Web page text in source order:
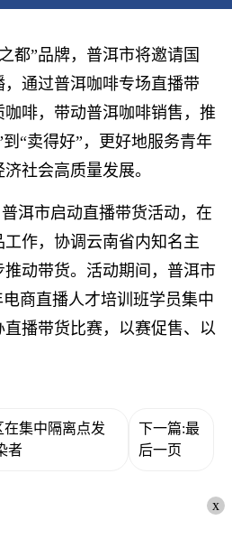
都”品牌，普洱市将邀请国
通过普洱咖啡专场直播带
啡，带动普洱咖啡销售，推
“卖得好”，更好地服务青年
社会高质量发展。
洱市启动直播带货活动，在
作，协调云南省内知名主
动带货。活动期间，普洱市
商直播人才培训班学员集中
播带货比赛，以赛促售、以
集中隔离点发
者
下一篇:最
后一页
x